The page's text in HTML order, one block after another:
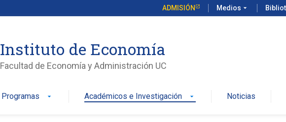
ADMISIÓN Medios arrow_drop_down
Instituto de Economía
Facultad de Economía y Administración UC
Programas arrow_drop_down Académicos e Investigación arrow_drop_down Noticias